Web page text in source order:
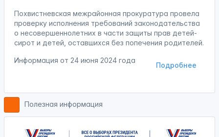
Похвистневская межрайонная прокуратура провела
проверку исполнения требований законодательства
о несовершеннолетних в части защиты прав детей-
сирот и детей, оставшихся без попечения родителей.
Подробнее
Информация от 24 июня 2024 года
Полезная информация